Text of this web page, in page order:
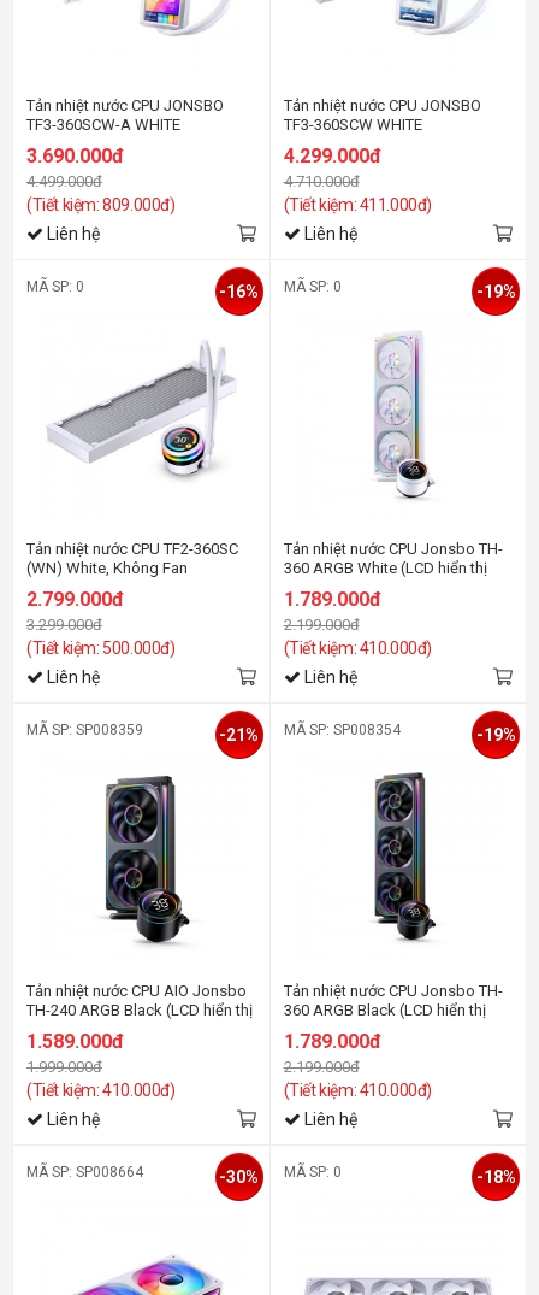
Tản nhiệt nước CPU JONSBO
TF3-360SCW-A WHITE
3.690.000đ
4.499.000đ
(Tiết kiệm: 809.000đ)
Liên hệ
Tản nhiệt nước CPU JONSBO
TF3-360SCW WHITE
4.299.000đ
4.710.000đ
(Tiết kiệm: 411.000đ)
Liên hệ
MÃ SP: 0
Tản nhiệt nước CPU TF2-360SC
(WN) White, Không Fan
2.799.000đ
3.299.000đ
(Tiết kiệm: 500.000đ)
-16%
Liên hệ
MÃ SP: 0
Tản nhiệt nước CPU Jonsbo TH-
360 ARGB White (LCD hiển thị
1.789.000đ
2.199.000đ
(Tiết kiệm: 410.000đ)
-19%
Liên hệ
MÃ SP: SP008359
Tản nhiệt nước CPU AIO Jonsbo
TH-240 ARGB Black (LCD hiển thị
nhiệt độ)
1.589.000đ
1.999.000đ
(Tiết kiệm: 410.000đ)
-21%
Liên hệ
MÃ SP: SP008354
Tản nhiệt nước CPU Jonsbo TH-
360 ARGB Black (LCD hiển thị
nhiệt độ)
1.789.000đ
2.199.000đ
(Tiết kiệm: 410.000đ)
-19%
Liên hệ
MÃ SP: SP008664 -30% MÃ SP: 0 -18%